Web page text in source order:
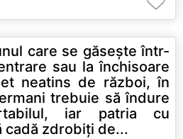
care se găseşte într-
sau la închisoare
neatins de război, în
trebuie să îndure
iar patria cu
cadă zdrobiţi de...